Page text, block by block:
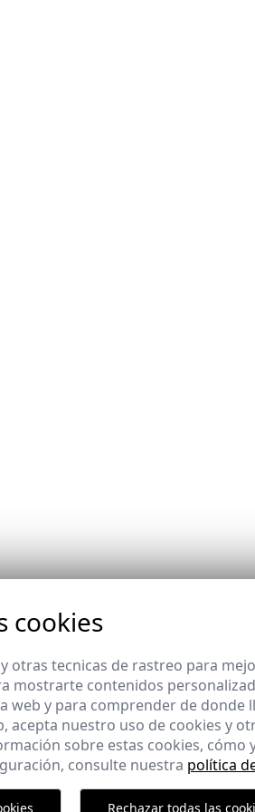
COMPLETA
EQUESTRIAN
39,95 €
cookies
otras tecnicas de rastreo para
mostrarte contenidos
web y para comprender de donde
acepta nuestro uso de cookies y
sobre estas cookies, cómo
consulte nuestra política
Rechazar todas las